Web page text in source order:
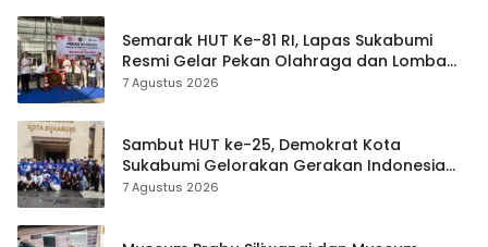
Semarak HUT Ke-81 RI, Lapas Sukabumi
Resmi Gelar Pekan Olahraga dan Lomba
Tradisional
7 Agustus 2026
Sambut HUT ke-25, Demokrat Kota
Sukabumi Gelorakan Gerakan Indonesia
ASRI Lewat Aksi Bersih Masjid Agung
7 Agustus 2026